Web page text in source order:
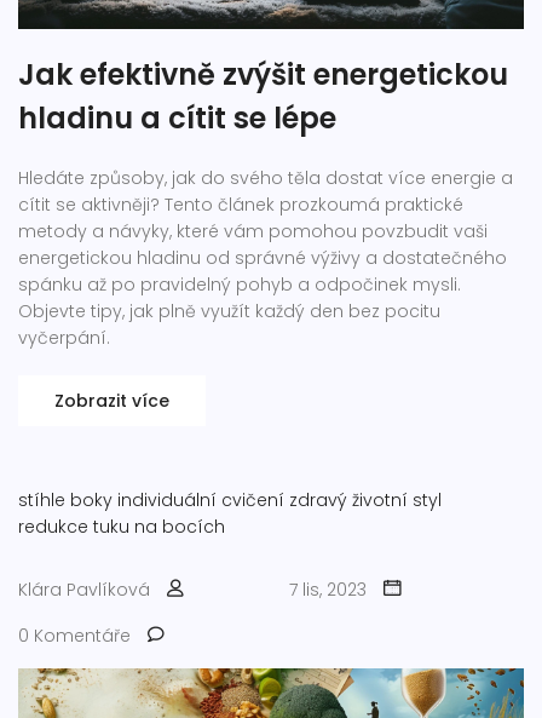
Jak efektivně zvýšit energetickou
hladinu a cítit se lépe
Hledáte způsoby, jak do svého těla dostat více energie a
cítit se aktivněji? Tento článek prozkoumá praktické
metody a návyky, které vám pomohou povzbudit vaši
energetickou hladinu od správné výživy a dostatečného
spánku až po pravidelný pohyb a odpočinek mysli.
Objevte tipy, jak plně využít každý den bez pocitu
vyčerpání.
Zobrazit více
stíhle boky individuální cvičení zdravý životní styl
redukce tuku na bocích
Klára Pavlíková
7 lis, 2023
0 Komentáře